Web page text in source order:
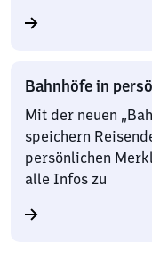
Bahnhöfe in
Mit der neuen
speichern
persönlichen
alle Infos zu